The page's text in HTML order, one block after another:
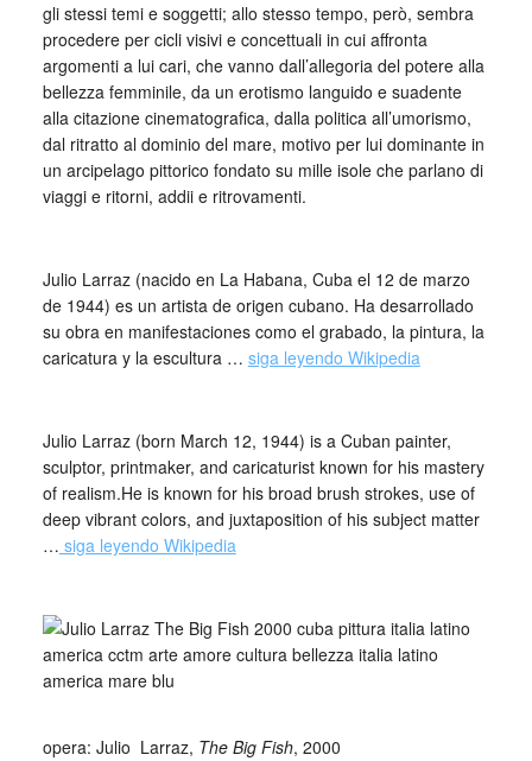
gli stessi temi e soggetti; allo stesso tempo, però, sembra
procedere per cicli visivi e concettuali in cui affronta
argomenti a lui cari, che vanno dall’allegoria del potere alla
bellezza femminile, da un erotismo languido e suadente
alla citazione cinematografica, dalla politica all’umorismo,
dal ritratto al dominio del mare, motivo per lui dominante in
un arcipelago pittorico fondato su mille isole che parlano di
viaggi e ritorni, addii e ritrovamenti.
Julio Larraz (nacido en La Habana, Cuba el 12 de marzo
de 1944) es un artista de origen cubano. Ha desarrollado
su obra en manifestaciones como el grabado, la pintura, la
caricatura y la escultura … siga leyendo Wikipedia
Julio Larraz (born March 12, 1944) is a Cuban painter,
sculptor, printmaker, and caricaturist known for his mastery
of realism.He is known for his broad brush strokes, use of
deep vibrant colors, and juxtaposition of his subject matter
… siga leyendo Wikipedia
opera: Julio Larraz, The Big Fish, 2000